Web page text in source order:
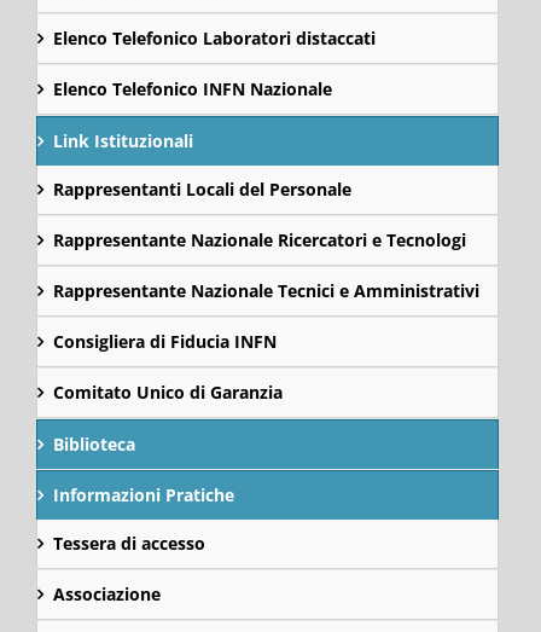
Elenco Telefonico Laboratori distaccati
Elenco Telefonico INFN Nazionale
Link Istituzionali
Rappresentanti Locali del Personale
Rappresentante Nazionale Ricercatori e Tecnologi
Rappresentante Nazionale Tecnici e Amministrativi
Consigliera di Fiducia INFN
Comitato Unico di Garanzia
Biblioteca
Informazioni Pratiche
Tessera di accesso
Associazione